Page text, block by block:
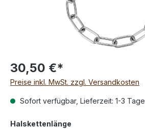
30,50 €*
Preise inkl. MwSt. zzgl. Versandkosten
Sofort verfügbar, Lieferzeit: 1-3 Tage
Halskettenlänge